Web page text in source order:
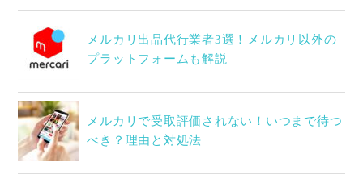
メルカリ出品代行業者3選！メルカリ以外の
プラットフォームも解説
メルカリで受取評価されない！いつまで待つ
べき？理由と対処法